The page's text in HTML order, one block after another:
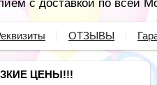
с доставкой по всей
ОТЗЫВЫ
ЦЕНЫ!!!